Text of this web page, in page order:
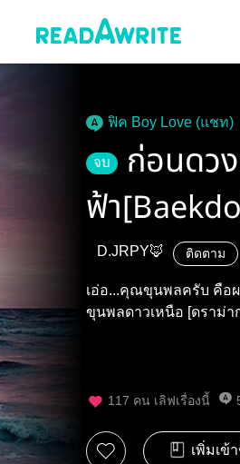
ฟิค Boy Love (แชท)
จบ
ก่อนดว
ฟ้า
D.JRPY🦊 ติดตาม
เอ่อ...คุณขุนพลครับ คือ
ขุนพลดาวเ
117 คน เลิฟเรื่องนี้
เพิ่มเข้